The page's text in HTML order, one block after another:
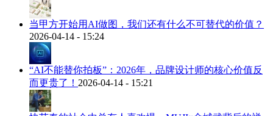
当甲方开始用AI做图，我们还有什么不可替代的价值？
2026-04-14 - 15:24
“AI不能替你拍板”：2026年，品牌设计师的核心价值反
而更贵了！ 2026-04-14 - 15:21